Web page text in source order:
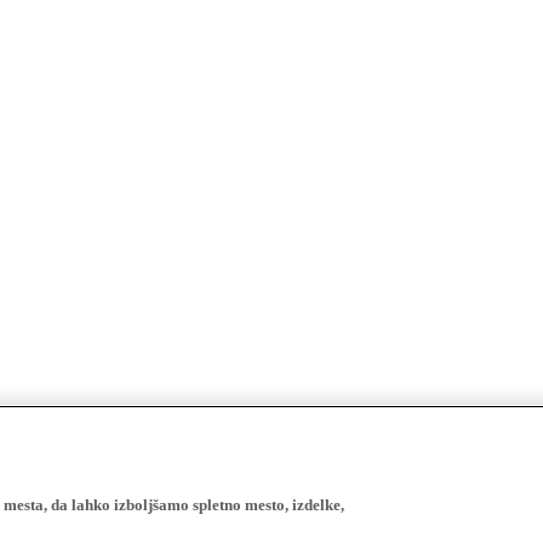
da lahko izboljšamo spletno mesto, izdelke,